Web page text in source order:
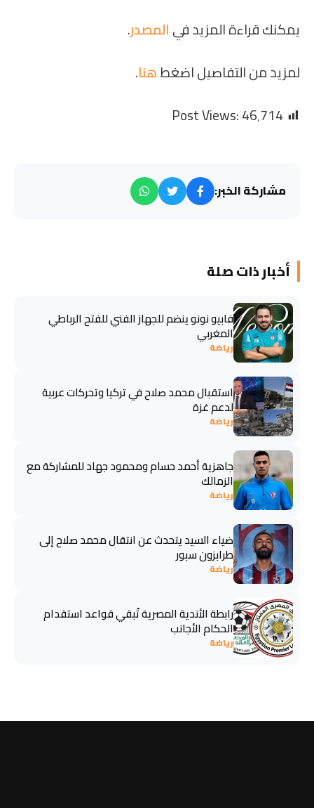
يمكنك قراءة المزيد فيالمصدر.
لمزيد من التفاصيل اضغطهنا.
Post Views:46٬714
مشاركة الخبر:
أخبار ذات صلة
فابيو نونو ينضم للجهاز الفني للفتح الرباطي
المغربي
رياضة
استقبال محمد صلاح في تركيا وتحركات عربية
لدعم غزة
رياضة
جاهزية أحمد حسام ومحمود جهاد للمشاركة مع
الزمالك
رياضة
ضياء السيد يتحدث عن انتقال محمد صلاح إلى
طرابزون سبور
رياضة
رابطة الأندية المصرية تُبقي قواعد استقدام
الحكام الأجانب
رياضة